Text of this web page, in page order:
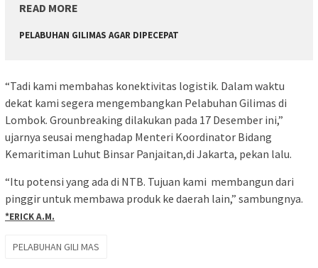
READ MORE
PELABUHAN GILIMAS AGAR DIPECEPAT
“Tadi kami membahas konektivitas logistik. Dalam waktu
dekat kami segera mengembangkan Pelabuhan Gilimas di
Lombok. Grounbreaking dilakukan pada 17 Desember ini,”
ujarnya seusai menghadap Menteri Koordinator Bidang
Kemaritiman Luhut Binsar Panjaitan,di Jakarta, pekan lalu.
“Itu potensi yang ada di NTB. Tujuan kami membangun dari
pinggir untuk membawa produk ke daerah lain,” sambungnya.
*ERICK A.M.
PELABUHAN GILI MAS